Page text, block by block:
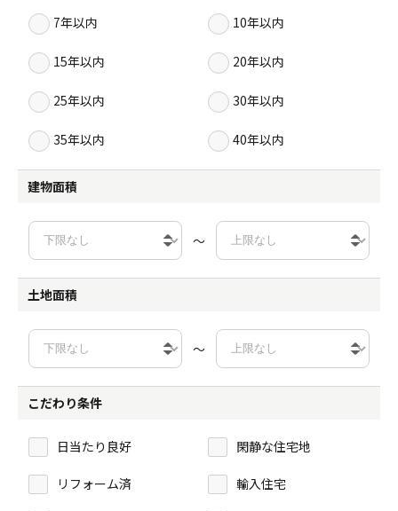
7年以内 10年以内
15年以内 20年以内
25年以内 30年以内
35年以内 40年以内
建物面積
～
土地面積
～
こだわり条件
日当たり良好 閑静な住宅地
リフォーム済 輸入住宅